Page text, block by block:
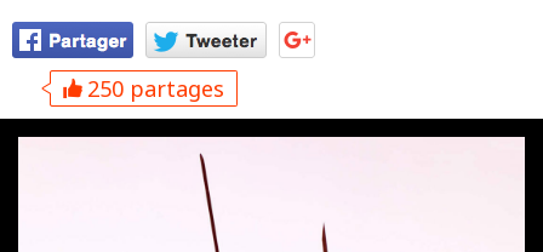
250 partages